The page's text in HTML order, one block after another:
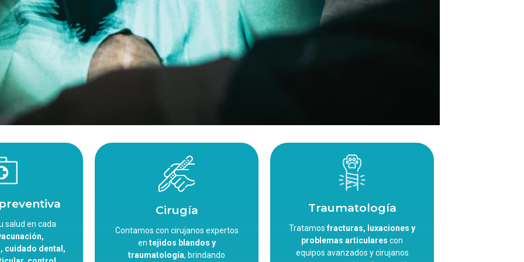
salud en cada
cuidado dental,
Cirugía
Contamos con cirujanos expertos
en tejidos blandos y
traumatología, brindando
Traumatología
Tratamosfracturas, luxaciones y
problemas articulares con
equipos avanzados y cirujanos